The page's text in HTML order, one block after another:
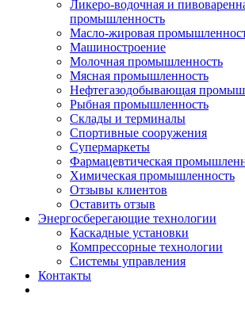
Ликеро-водочная и
промышленность
Масло-жировая
Машиностроение
Молочная промышленность
Мясная промышленность
Нефтегазодобывающая
Рыбная промышленность
Склады и терминалы
Спортивные сооружения
Супермаркеты
Фармацевтическая
Химическая промышленность
Отзывы клиентов
Оставить отзыв
Энергосберегающие технологии
Каскадные установки
Компрессорные технологии
Системы управления
Контакты